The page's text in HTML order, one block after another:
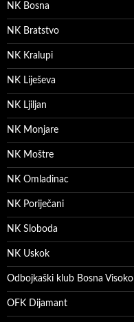
NK Bosna
NK Bratstvo
NK Kralupi
NK Liješeva
NK Ljiljan
NK Monjare
NK Moštre
NK Omladinac
NK Poriječani
NK Sloboda
NK Uskok
Odbojkaški klub Bosna Visoko
OFK Dijamant